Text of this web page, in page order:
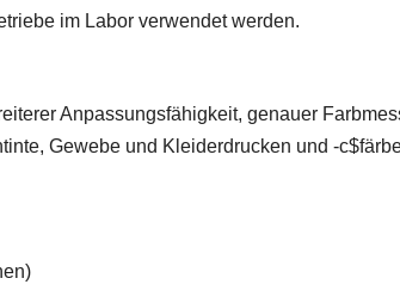
im Labor verwendet werden.
Anpassungsfähigkeit, genauer
Gewebe und Kleiderdrucken und -